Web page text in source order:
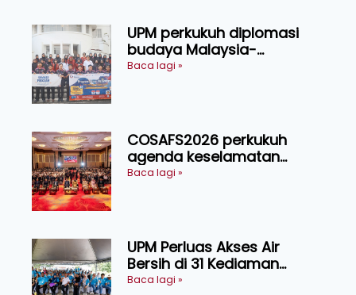
UPM perkukuh diplomasi
budaya Malaysia-
Indonesia melalui Narasi
Baca lagi »
COSAFS2026 perkukuh
agenda keselamatan
makanan, AgriHub pacu
Baca lagi »
UPM Perluas Akses Air
Bersih di 31 Kediaman
Orang Asli Tasik Chini
Baca lagi »